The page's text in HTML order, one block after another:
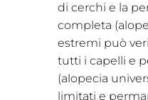
di cerchi e la
completa
estremi può
tutti i capelli e
(alopecia
limitati e